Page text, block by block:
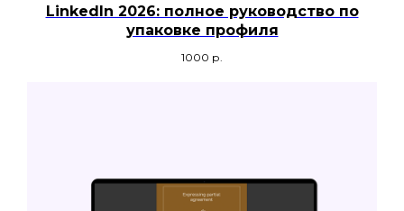
LinkedIn 2026: полное руководство по
упаковке профиля
1000 р.